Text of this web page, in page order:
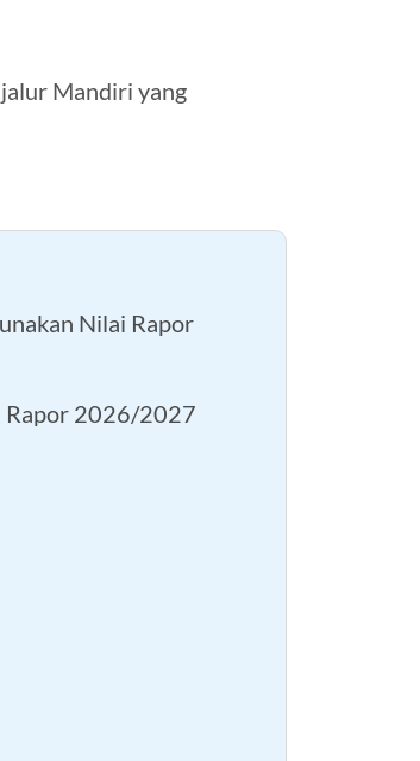
Mandiri yang
Nilai Rapor
Rapor 2026/2027